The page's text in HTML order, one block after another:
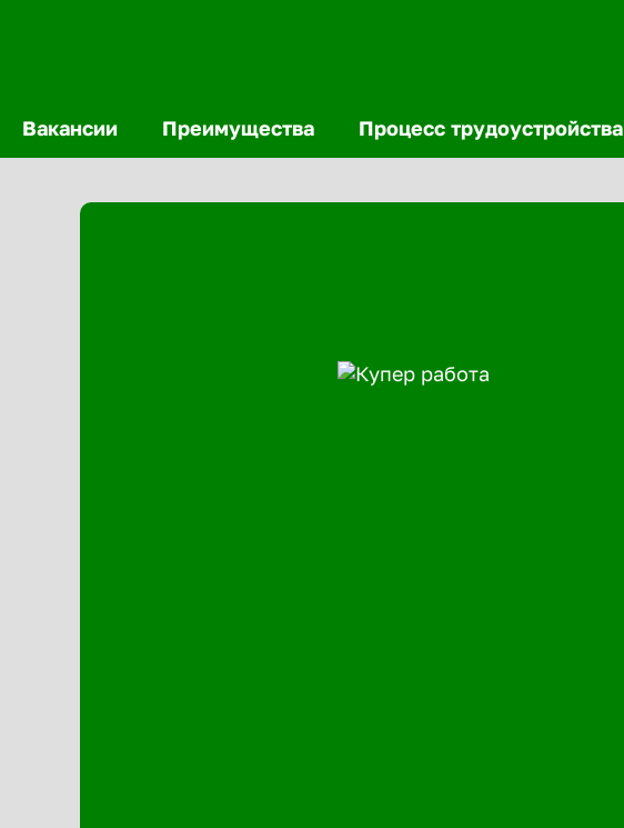
Вакансии Преимущества Процесс трудоустройства